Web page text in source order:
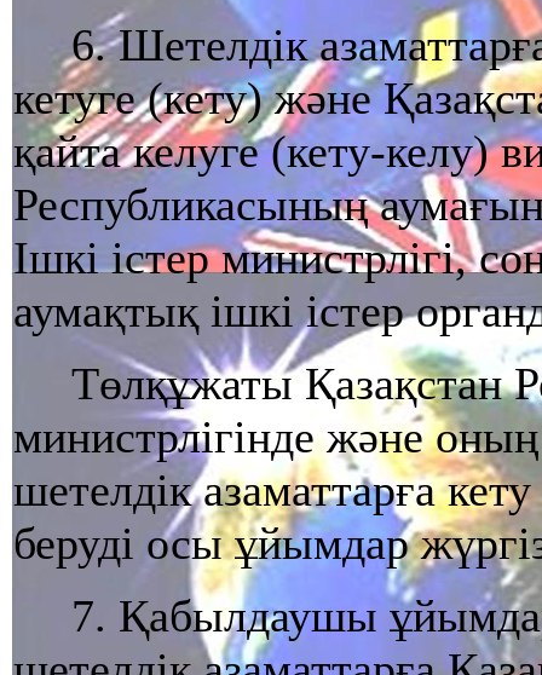
6. Шетелдiк
кетуге (кету) және
қайта келуге (кету-келу)
Республикасының
Iшкi iстер министрлiгi,
аумақтық iшкi iстер
Төлқұжаты Қазақстан
министрлiгiнде және
шетелдiк азаматтарға
берудi осы ұйымдар
7. Қабылдаушы